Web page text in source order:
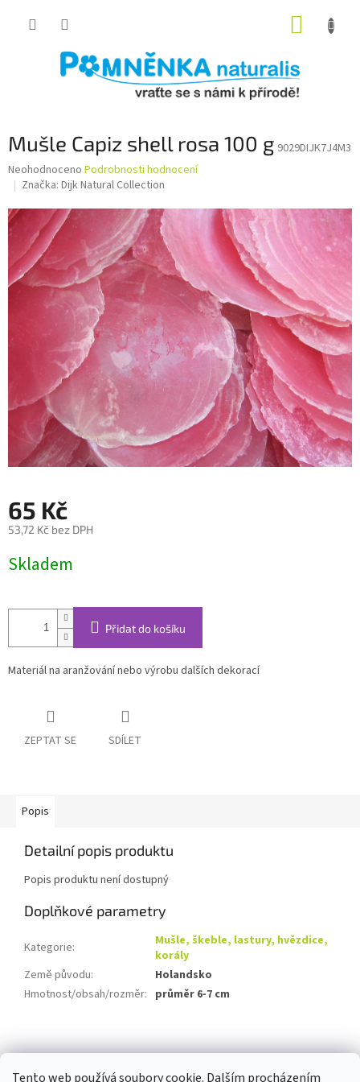
Tento web používá soubory cookie. Dalším procházením
Mušle Capiz shell rosa 100 g 9029DIJK7J4M3
Průměrné
hodnocení
je
0,0
hvězdiček.
Neohodnoceno Podrobnosti hodnocení
Značka: Dijk Natural Collection
65 Kč
53,72 Kč bez DPH
cena:
Skladem
Přidat do košíku
Materiál na aranžování nebo výrobu dalších dekorací
ZEPTAT SE SDÍLET
Popis
Detailní popis produktu
Popis produktu není dostupný
Doplňkové parametry
Kategorie:
Mušle, škeble, lastury, hvězdice,
korály
Země původu:
Holandsko
Hmotnost/obsah/rozměr: průměr 6-7 cm
á